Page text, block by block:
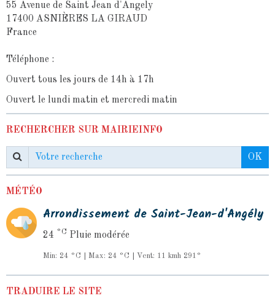
55 Avenue de Saint Jean d'Angely
17400 ASNIÈRES LA GIRAUD
France
Téléphone :
Ouvert tous les jours de 14h à 17h
Ouvert le lundi matin et mercredi matin
RECHERCHER SUR MAIRIEINFO
OK
MÉTÉO
Arrondissement de Saint-Jean-d'Angély
24 °C Pluie modérée
Min: 24 °C | Max: 24 °C | Vent: 11 kmh 291°
TRADUIRE LE SITE